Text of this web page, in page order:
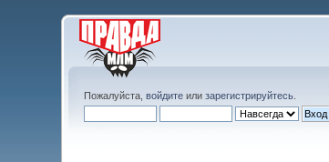
Пожалуйста,войдите илизарегистрируйтесь